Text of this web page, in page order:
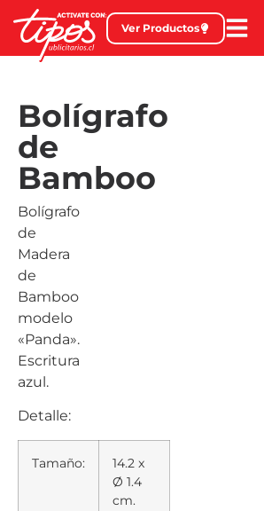
Ver Productos
Bolígrafo
de
Bamboo
Bolígrafo
de
Madera
de
Bamboo
modelo
«Panda».
Escritura
azul.
Detalle:
Tamaño:
14.2 x
Ø 1.4
cm.